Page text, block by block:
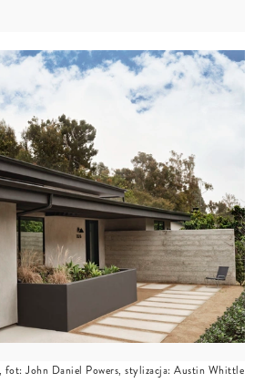
fot: John Daniel Powers, stylizacja: Austin Whittle